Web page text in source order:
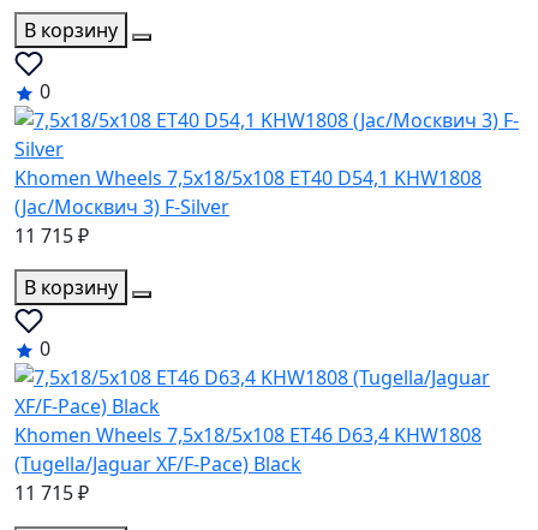
В корзину
0
Khomen Wheels 7,5x18/5x108 ET40 D54,1 KHW1808
(Jac/Москвич 3) F-Silver
11 715 ₽
В корзину
0
Khomen Wheels 7,5x18/5x108 ET46 D63,4 KHW1808
(Tugella/Jaguar XF/F-Pace) Black
11 715 ₽